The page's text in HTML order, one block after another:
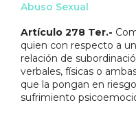
Abuso Sexual
Artículo 278 Ter.-
quien con respecto a
relación de
verbales, físicas o
que la pongan en
sufrimiento